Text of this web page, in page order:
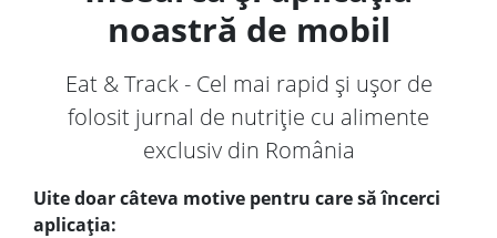
noastră de mobil
Eat & Track - Cel mai rapid și ușor de
folosit jurnal de nutriție cu alimente
exclusiv din România
Uite doar câteva motive pentru care să încerci
aplicația: